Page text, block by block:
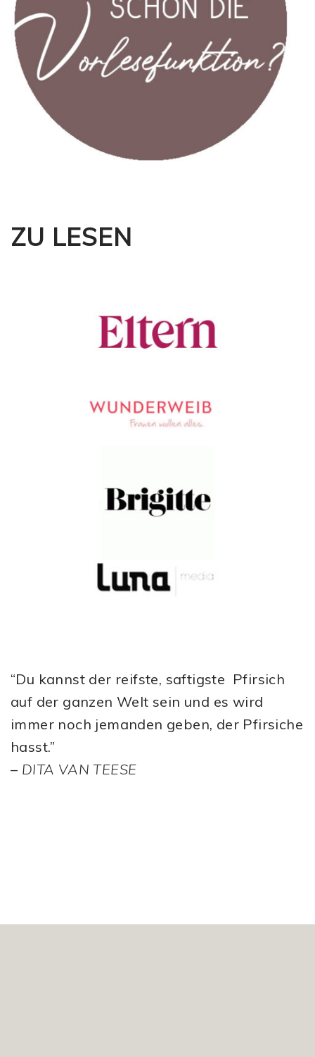
ZU LESEN
“Du kannst der reifste, saftigste Pfirsich
auf der ganzen Welt sein und es wird
immer noch jemanden geben, der Pfirsiche
hasst.”
– DITA VAN TEESE